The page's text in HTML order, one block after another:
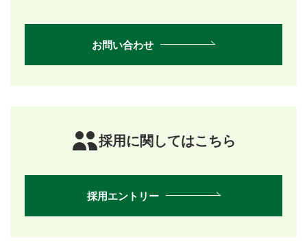
お問い合わせ
採用に関してはこちら
採用エントリー